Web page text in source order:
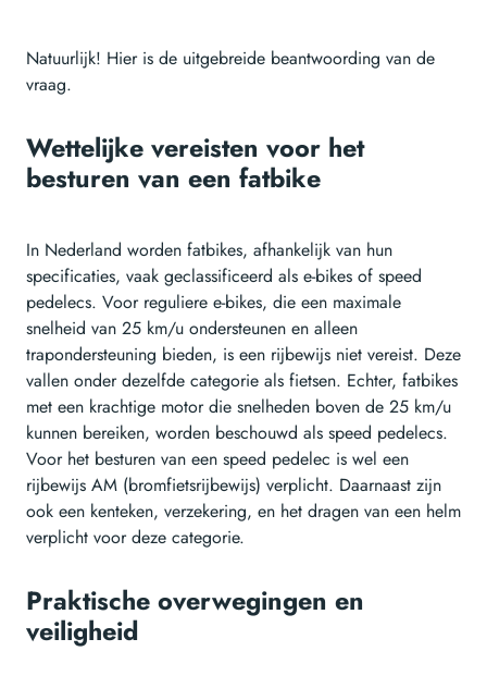
Natuurlijk! Hier is de uitgebreide beantwoording van de
vraag.
Wettelijke vereisten voor het
besturen van een fatbike
In Nederland worden fatbikes, afhankelijk van hun
specificaties, vaak geclassificeerd als e-bikes of speed
pedelecs. Voor reguliere e-bikes, die een maximale
snelheid van 25 km/u ondersteunen en alleen
trapondersteuning bieden, is een rijbewijs niet vereist. Deze
vallen onder dezelfde categorie als fietsen. Echter, fatbikes
met een krachtige motor die snelheden boven de 25 km/u
kunnen bereiken, worden beschouwd als speed pedelecs.
Voor het besturen van een speed pedelec is wel een
rijbewijs AM (bromfietsrijbewijs) verplicht. Daarnaast zijn
ook een kenteken, verzekering, en het dragen van een helm
verplicht voor deze categorie.
Praktische overwegingen en
veiligheid